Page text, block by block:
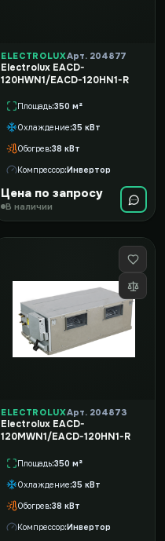
ELECTROLUXАрт. 204877
Electrolux EACD-
120HWN1/EACD-120HN1-R
Площадь 350 м²
Охлаждение 35 кВт
Обогрев 38 кВт
Компрессор Инвертор
Цена по запросу
В наличии
ELECTROLUXАрт. 204873
Electrolux EACD-
120MWN1/EACD-120HN1-R
Площадь 350 м²
Охлаждение 35 кВт
Обогрев 38 кВт
Компрессор Инвертор